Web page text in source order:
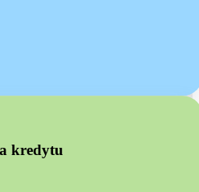
kredytu